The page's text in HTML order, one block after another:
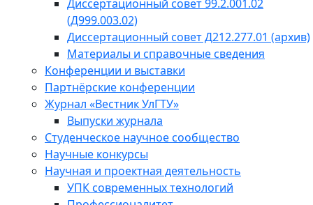
Диссертационный совет 99.2.001.02
(Д999.003.02)
Диссертационный совет Д212.277.01 (архив)
Материалы и справочные сведения
Конференции и выставки
Партнёрские конференции
Журнал «Вестник УлГТУ»
Выпуски журнала
Студенческое научное сообщество
Научные конкурсы
Научная и проектная деятельность
УПК современных технологий